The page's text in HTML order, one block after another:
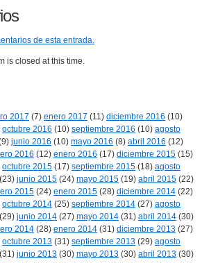
de esta entrada.
is closed at this time.
2017 (7) enero 2017 (11) diciembre 2016 (10)
octubre 2016 (10) septiembre 2016 (10) agosto
junio 2016 (10) mayo 2016 (8) abril 2016 (12)
2016 (12) enero 2016 (17) diciembre 2015 (15)
octubre 2015 (17) septiembre 2015 (18) agosto
(23) junio 2015 (24) mayo 2015 (19) abril 2015 (22)
2015 (24) enero 2015 (28) diciembre 2014 (22)
octubre 2014 (25) septiembre 2014 (27) agosto
(29) junio 2014 (27) mayo 2014 (31) abril 2014 (30)
2014 (28) enero 2014 (31) diciembre 2013 (27)
octubre 2013 (31) septiembre 2013 (29) agosto
(31) junio 2013 (30) mayo 2013 (30) abril 2013 (30)